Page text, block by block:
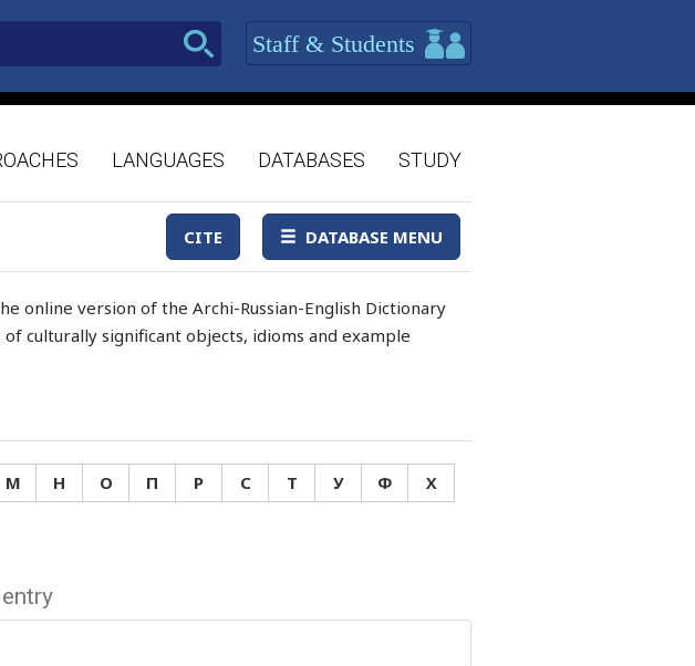
Staff & Students
LANGUAGES DATABASES STUDY
CITE DATABASE MENU
online version of the Archi-Russian-English Dictionary
culturally significant objects, idioms and example
М Н О П Р С Т У Ф
Х